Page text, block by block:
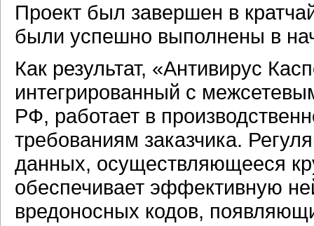
Проект был завершен в
были успешно выполнены в
Как результат, «Антивирус
интегрированный с
РФ, работает в
требованиям заказчика.
данных, осуществляющееся
обеспечивает эффективную
вредоносных кодов,